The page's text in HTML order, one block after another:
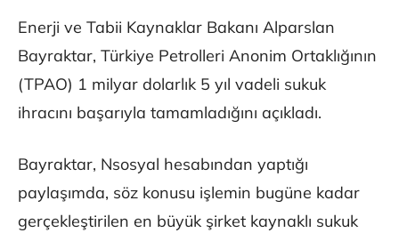
Enerji ve Tabii Kaynaklar Bakanı Alparslan
Bayraktar, Türkiye Petrolleri Anonim Ortaklığının
(TPAO) 1 milyar dolarlık 5 yıl vadeli sukuk
ihracını başarıyla tamamladığını açıkladı.
Bayraktar, Nsosyal hesabından yaptığı
paylaşımda, söz konusu işlemin bugüne kadar
gerçekleştirilen en büyük şirket kaynaklı sukuk